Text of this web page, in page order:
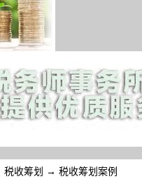
税收筹划 → 税收筹划案例